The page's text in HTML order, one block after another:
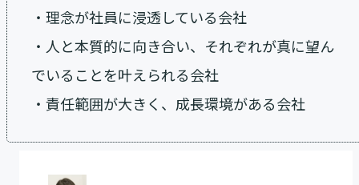
・理念が社員に浸透している会社
・人と本質的に向き合い、それぞれが真に望ん
でいることを叶えられる会社
・責任範囲が大きく、成長環境がある会社